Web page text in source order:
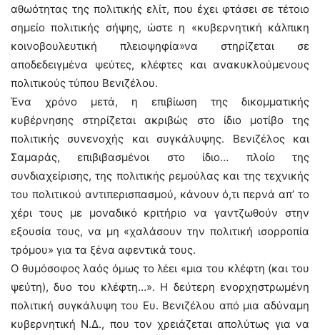
αθωότητας της πολιτικής ελίτ, που έχει φτάσει σε τέτοιο
σημείο πολιτικής σήψης, ώστε η «κυβερνητική κάλπικη
κοινοβουλευτική πλειοψηφία»να στηρίζεται σε
αποδεδειγμένα ψεύτες, κλέφτες και ανακυκλούμενους
πολιτικούς τύπου Βενιζέλου.
Ένα χρόνο μετά, η επιβίωση της δικομματικής
κυβέρνησης στηρίζεται ακριβώς στο ίδιο μοτίβο της
πολιτικής συνενοχής και συγκάλυψης. Βενιζέλος και
Σαμαράς, επιβιβασμένοι στο ίδιο… πλοίο της
συνδιαχείρισης, της πολιτικής ρεμούλας και της τεχνικής
του πολιτικού αντιπερισπασμού, κάνουν ό,τι περνά απ’ το
χέρι τους με μοναδικό κριτήριο να γαντζωθούν στην
εξουσία τους, να μη «χαλάσουν την πολιτική ισορροπία
τρόμου» για τα ξένα αφεντικά τους.
Ο θυμόσοφος λαός όμως το λέει «μια του κλέφτη (και του
ψεύτη), δυο του κλέφτη…». Η δεύτερη ενορχηστρωμένη
πολιτική συγκάλυψη του Ευ. Βενιζέλου από μια αδύναμη
κυβερνητική Ν.Δ., που τον χρειάζεται απολύτως για να